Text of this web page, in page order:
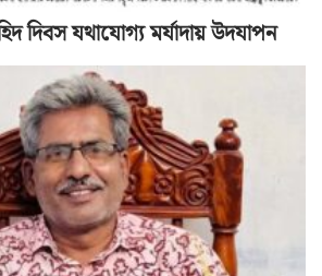
দিবস যথাযোগ্য মর্যাদায় উদযাপন